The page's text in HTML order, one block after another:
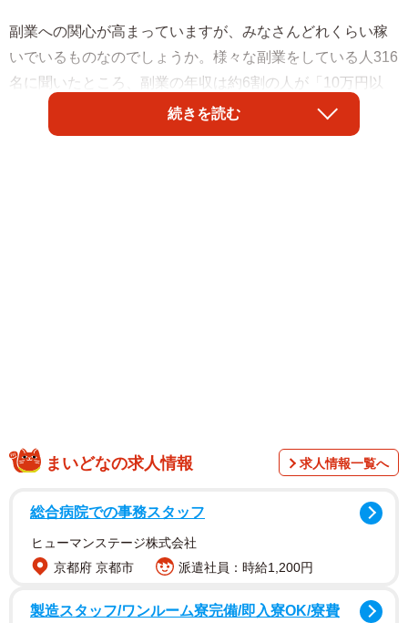
副業への関心が高まっていますが、みなさんどれくらい稼
いでいるものなのでしょうか。様々な副業をしている人316
名に聞いたところ、副業の年収は約6割の人が「10万円以
下」と回答。副業の満足度に対しては、全体の約半数が
「不満」もしくは「どちらかというと不満」と回答してい
「株式会社マーケティングフルサポート」が2022年1月に
年以前が30.4％に対して、2020年が18.4％、2021年が
25.0％、2022年が2.8％で、合算すると46.2％の人がコロナ
禍以降に副業を始めているといいます。
続きを読む
まいどなの求人情報 求人情報一覧へ
総合病院での事務スタッフ
ヒューマンステージ株式会社
京都府 京都市
派遣社員：時給1,200円
製造スタッフ/ワンルーム寮完備/即入寮OK/寮費